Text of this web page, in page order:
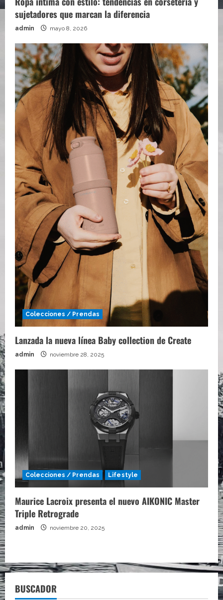
sujetadores que marcan la diferencia
admin mayo 8, 2026
Colecciones / Prendas
Lanzada la nueva línea Baby collection de Create
admin noviembre 28, 2025
Colecciones / Prendas Lifestyle
Maurice Lacroix presenta el nuevo AIKONIC Master
Triple Retrograde
admin noviembre 20, 2025
BUSCADOR